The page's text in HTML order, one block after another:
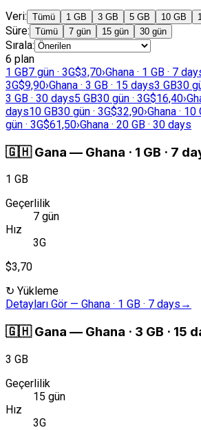
Veri: Tümü 1 GB 3 GB 5 GB 10 GB
Süre: Tümü 7 gün 15 gün 30 gün
Sırala:
6 plan
1 GB7 gün · 3G$3,70›Ghana · 1 GB · 7
3G$9,90›Ghana · 3 GB · 15 days3 GB30
3 GB · 30 days5 GB30 gün · 3G$16,40›
days10 GB30 gün · 3G$32,90›Ghana · 10
gün · 3G$61,50›Ghana · 20 GB · 30 days
🇬🇭 Gana — Ghana · 1 GB · 7
1 GB
Geçerlilik
7 gün
Hız
3G
$3,70
↻ Yükleme
Detayları Gör — Ghana · 1 GB · 7 days →
🇬🇭 Gana — Ghana · 3 GB · 15
3 GB
Geçerlilik
15 gün
Hız
3G